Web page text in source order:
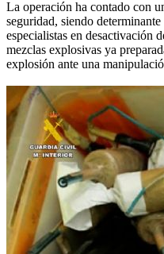
La operación ha contado con
seguridad, siendo
especialistas en desactivación
mezclas explosivas ya
explosión ante una